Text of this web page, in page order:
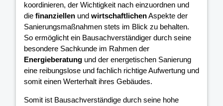
koordinieren, der Wichtigkeit nach einzuordnen und
die finanziellen und wirtschaftlichenAspekte der
Sanierungsmaßnahmen stets im Blick zu behalten.
So ermöglicht ein Bausachverständiger durch seine
besondere Sachkunde im Rahmen der
Energieberatung und der energetischen Sanierung
eine reibungslose und fachlich richtige Aufwertung und
somit einen Werterhalt ihres Gebäudes.
Somit ist Bausachverständige durch seine hohe